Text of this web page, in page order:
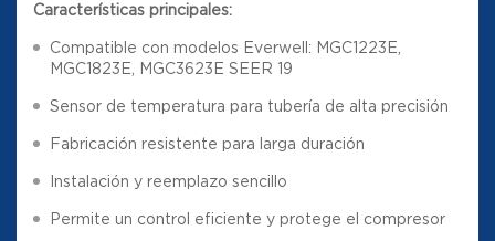
Características principales:
Compatible con modelos Everwell: MGC1223E,
MGC1823E, MGC3623E SEER 19
Sensor de temperatura para tubería de alta precisión
Fabricación resistente para larga duración
Instalación y reemplazo sencillo
Permite un control eficiente y protege el compresor